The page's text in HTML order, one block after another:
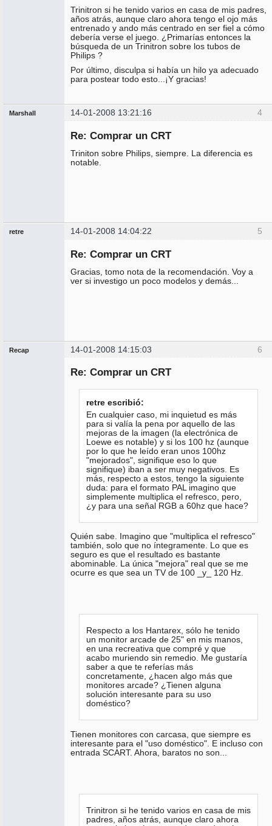
Trinitron si he tenido varios en casa de mis padres,
años atrás, aunque claro ahora tengo el ojo más
entrenado y ando más centrado en ser fiel a cómo
debería verse el juego. ¿Primarías entonces la
búsqueda de un Trinitron sobre los tubos de
Philips ?
Por último, disculpa si había un hilo ya adecuado
para postear todo esto...¡Y gracias!
4
Marshall 14-01-2008 13:21:16
Re: Comprar un CRT
Triniton sobre Philips, siempre. La diferencia es
notable.
5
retre 14-01-2008 14:04:22
Re: Comprar un CRT
Gracias, tomo nota de la recomendación. Voy a
ver si investigo un poco modelos y demás...
6
Recap 14-01-2008 14:15:03
Re: Comprar un CRT
retre escribió:
En cualquier caso, mi inquietud es más
para si valía la pena por aquello de las
mejoras de la imagen (la electrónica de
Loewe es notable) y si los 100 hz (aunque
por lo que he leído eran unos 100hz
"mejorados", signifique eso lo que
signifique) iban a ser muy negativos. Es
más, respecto a estos, tengo la siguiente
duda: para el formato PAL imagino que
simplemente multiplica el refresco, pero,
¿y para una señal RGB a 60hz que hace?
Quién sabe. Imagino que "multiplica el refresco"
también, solo que no íntegramente. Lo que es
seguro es que el resultado es bastante
abominable. La única "mejora" real que se me
ocurre es que sea un TV de 100 _y_ 120 Hz.
Respecto a los Hantarex, sólo he tenido
un monitor arcade de 25" en mis manos,
en una recreativa que compré y que
acabo muriendo sin remedio. Me gustaría
saber a que te referías más
concretamente, ¿hacen algo más que
monitores arcade? ¿Tienen alguna
solución interesante para su uso
doméstico?
Tienen monitores con carcasa, que siempre es
interesante para el "uso doméstico". E incluso con
entrada SCART. Ahora, baratos no son...
Trinitron si he tenido varios en casa de mis
padres, años atrás, aunque claro ahora